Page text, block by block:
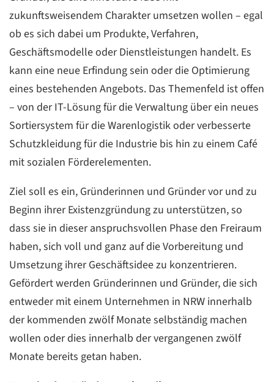
zukunftsweisendem Charakter umsetzen wollen – egal
ob es sich dabei um Produkte, Verfahren,
Geschäftsmodelle oder Dienstleistungen handelt. Es
kann eine neue Erfindung sein oder die Optimierung
eines bestehenden Angebots. Das Themenfeld ist offen
– von der IT-Lösung für die Verwaltung über ein neues
Sortiersystem für die Warenlogistik oder verbesserte
Schutzkleidung für die Industrie bis hin zu einem Café
mit sozialen Förderelementen.
Ziel soll es ein, Gründerinnen und Gründer vor und zu
Beginn ihrer Existenzgründung zu unterstützen, so
dass sie in dieser anspruchsvollen Phase den Freiraum
haben, sich voll und ganz auf die Vorbereitung und
Umsetzung ihrer Geschäftsidee zu konzentrieren.
Gefördert werden Gründerinnen und Gründer, die sich
entweder mit einem Unternehmen in NRW innerhalb
der kommenden zwölf Monate selbständig machen
wollen oder dies innerhalb der vergangenen zwölf
Monate bereits getan haben.